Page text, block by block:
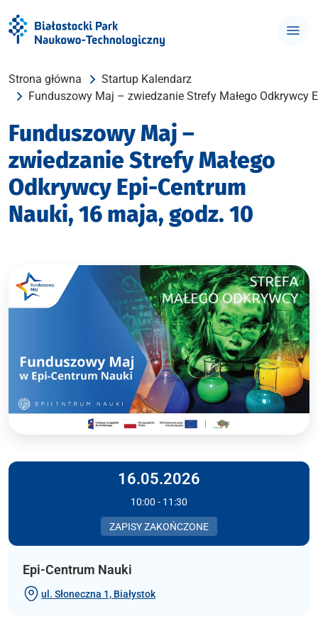
Strona główna
Startup Kalendarz
Funduszowy Maj – zwiedzanie Strefy Małego Odkrywcy
Funduszowy Maj –
zwiedzanie Strefy Małego
Odkrywcy Epi-Centrum
Nauki, 16 maja, godz. 10
16.05.2026
10:00 - 11:30
ZAPISY ZAKOŃCZONE
Epi-Centrum Nauki
ul. Słoneczna 1, Białystok